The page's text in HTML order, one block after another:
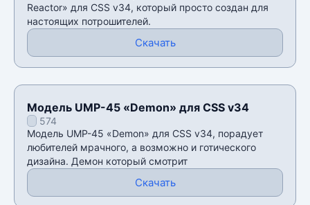
Reactor» для CSS v34, который просто создан для
настоящих потрошителей.
Скачать
Модель UMP-45 «Demon» для CSS v34
574
Модель UMP-45 «Demon» для CSS v34, порадует
любителей мрачного, а возможно и готического
дизайна. Демон который смотрит
Скачать